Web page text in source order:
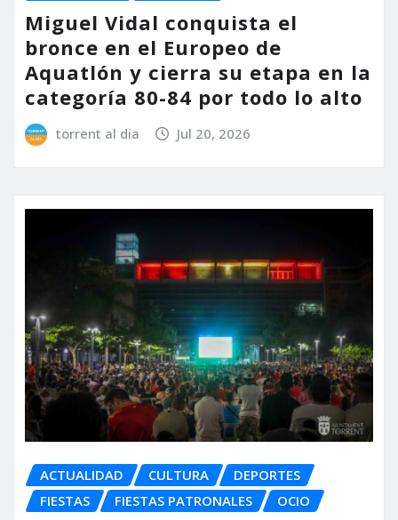
Miguel Vidal conquista el
bronce en el Europeo de
Aquatlón y cierra su etapa en la
categoría 80-84 por todo lo alto
torrent al dia Jul 20, 2026
ACTUALIDAD CULTURA
DEPORTES
FIESTAS
FIESTAS PATRONALES OCIO